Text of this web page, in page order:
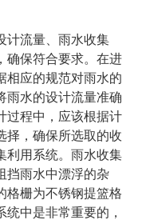
计流量、雨水收集
确保符合要求。在进
相应的规范对雨水的
雨水的设计流量准确
过程中，应该根据计
择，确保所选取的收
利用系统。雨水收集
挡雨水中漂浮的杂
格栅为不锈钢提篮格
中是非常重要的，